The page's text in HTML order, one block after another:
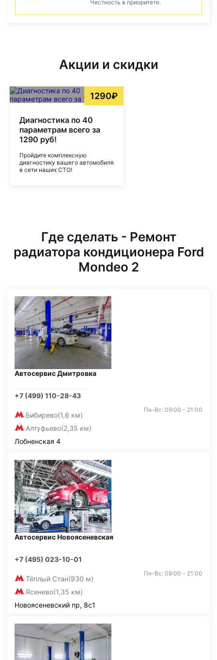
Честность в приоритете.
Акции и скидки
1290₽
Диагностика по 40
параметрам всего за
1290 руб!
Пройдите комплексную
диагностику вашего автомобиля
в сети наших СТО!
Где сделать - Ремонт
радиатора кондиционера Ford
Mondeo 2
Автосервис Дмитровка
+7 (499) 110-28-43
Бибирево(1,6 км)
Алтуфьево(2,35 км)
Пн-Вс: 09:00 - 21:00
Лобненская 4
Автосервис Новоясеневская
+7 (495) 023-10-01
Тёплый Стан(930 м)
Ясенево(1,35 км)
Пн-Вс: 09:00 - 21:00
Новоясеневский пр, 8с1